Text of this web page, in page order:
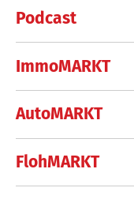
Podcast
ImmoMARKT
AutoMARKT
FlohMARKT